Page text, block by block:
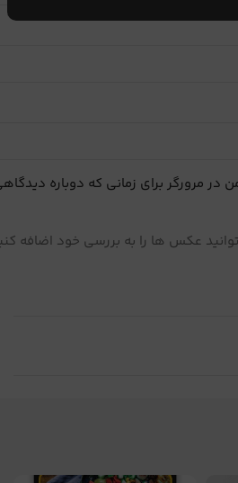
در مرورگر برای زمانی که دوباره
عکس ها را به بررسی خود اضافه